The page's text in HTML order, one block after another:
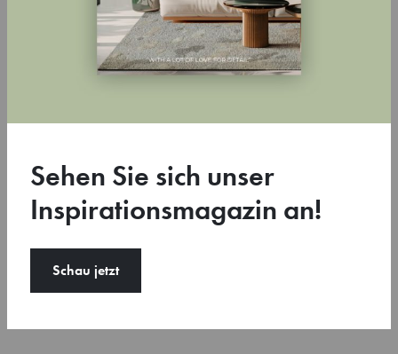
80
Sehen Sie sich unser
Inspirationsmagazin an!
Schau jetzt